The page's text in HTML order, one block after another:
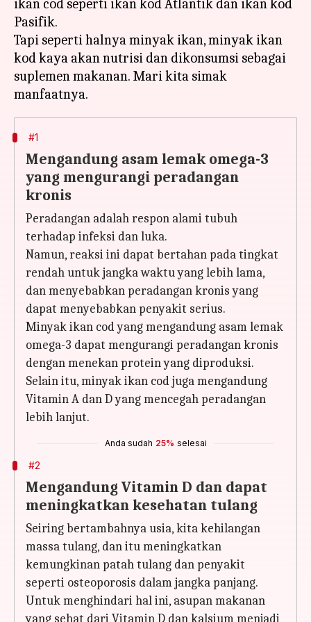
ikan cod seperti ikan kod Atlantik dan ikan kod
Pasifik.
Tapi seperti halnya minyak ikan, minyak ikan
kod kaya akan nutrisi dan dikonsumsi sebagai
suplemen makanan. Mari kita simak
#1
Mengandung asam lemak omega-3
yang mengurangi peradangan
kronis
Peradangan adalah respon alami tubuh
terhadap infeksi dan luka.
Namun, reaksi ini dapat bertahan pada tingkat
rendah untuk jangka waktu yang lebih lama,
dan menyebabkan peradangan kronis yang
dapat menyebabkan penyakit serius.
Minyak ikan cod yang mengandung asam lemak
omega-3 dapat mengurangi peradangan kronis
dengan menekan protein yang diproduksi.
Selain itu, minyak ikan cod juga mengandung
Vitamin A dan D yang mencegah peradangan
lebih lanjut.
Anda sudah 25% selesai
#2
Mengandung Vitamin D dan dapat
meningkatkan kesehatan tulang
Seiring bertambahnya usia, kita kehilangan
massa tulang, dan itu meningkatkan
kemungkinan patah tulang dan penyakit
seperti osteoporosis dalam jangka panjang.
Untuk menghindari hal ini, asupan makanan
yang sehat dari Vitamin D dan kalsium menjadi